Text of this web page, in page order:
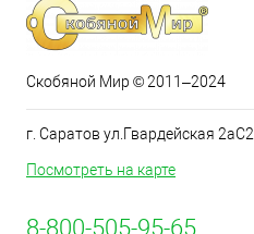
Скобяной Мир © 2011–2024
г. Саратов ул.Гвардейская 2аС2
Посмотреть на карте
8-800-505-95-65